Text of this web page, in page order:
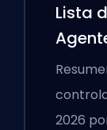
Lista
2026